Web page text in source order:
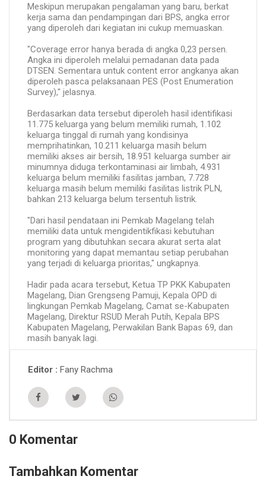
Meskipun merupakan pengalaman yang baru, berkat
kerja sama dan pendampingan dari BPS, angka error
yang diperoleh dari kegiatan ini cukup memuaskan.
"Coverage error hanya berada di angka 0,23 persen.
Angka ini diperoleh melalui pemadanan data pada
DTSEN. Sementara untuk content error angkanya akan
diperoleh pasca pelaksanaan PES (Post Enumeration
Survey)," jelasnya.
Berdasarkan data tersebut diperoleh hasil identifikasi
11.775 keluarga yang belum memiliki rumah, 1.102
keluarga tinggal di rumah yang kondisinya
memprihatinkan, 10.211 keluarga masih belum
memiliki akses air bersih, 18.951 keluarga sumber air
minumnya diduga terkontaminasi air limbah, 4.931
keluarga belum memiliki fasilitas jamban, 7.728
keluarga masih belum memiliki fasilitas listrik PLN,
bahkan 213 keluarga belum tersentuh listrik.
"Dari hasil pendataan ini Pemkab Magelang telah
memiliki data untuk mengidentikfikasi kebutuhan
program yang dibutuhkan secara akurat serta alat
monitoring yang dapat memantau setiap perubahan
yang terjadi di keluarga prioritas," ungkapnya.
Hadir pada acara tersebut, Ketua TP PKK Kabupaten
Magelang, Dian Grengseng Pamuji, Kepala OPD di
lingkungan Pemkab Magelang, Camat se-Kabupaten
Magelang, Direktur RSUD Merah Putih, Kepala BPS
Kabupaten Magelang, Perwakilan Bank Bapas 69, dan
masih banyak lagi.
Editor Fany Rachma
0 Komentar
Tambahkan Komentar